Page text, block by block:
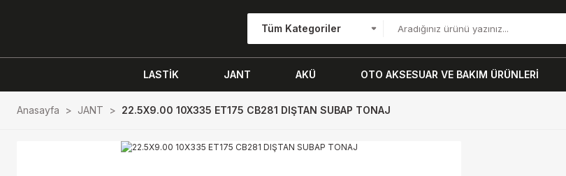
Tüm Kategoriler
LASTİK JANT AKÜ OTO AKSESUAR VE BAKIM ÜRÜNLERİ
Anasayfa JANT 22.5X9.00 10X335 ET175 CB281 DIŞTAN SUBAP TONAJ